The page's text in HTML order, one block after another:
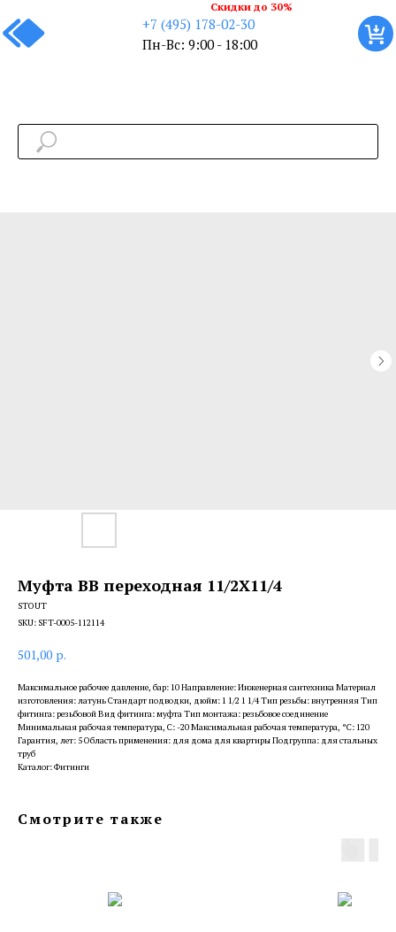
+7 (495) 178-02-30
Пн-Вс: 9:00 - 18:00
Скидки до 30%
Муфта ВВ переходная 11/2X11/4
STOUT
SKU: SFT-0005-112114
501,00 р.
Максимальное рабочее давление, бар: 10 Направление: Инженерная сантехника Материал
изготовления: латунь Стандарт подводки, дюйм: 1 1/2 1 1/4 Тип резьбы: внутренняя Тип
фитинга: резьбовой Вид фитинга: муфта Тип монтажа: резьбовое соединение
Минимальная рабочая температура, С: -20 Максимальная рабочая температура, °С: 120
Гарантия, лет: 5 Область применения: для дома для квартиры Подгруппа: для стальных
труб
Каталог: Фитинги
Смотрите также